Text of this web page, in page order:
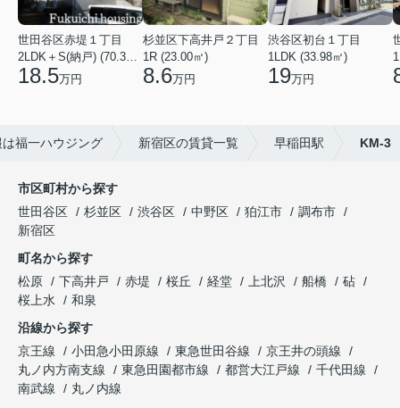
世田谷区赤堤１丁目
2LDK＋S(納戸) (70.38㎡)
18.5万円
杉並区下高井戸２丁目
1R (23.00㎡)
8.6万円
渋谷区初台１丁目
1LDK (33.98㎡)
19万円
福一ハウジング 新宿区の賃貸一覧 早稲田駅 KM-3
市区町村から探す
世田谷区
杉並区 渋谷区 中野区 狛江市
調布市
新宿区
町名から探す
松原
下高井戸 赤堤 桜丘 経堂 上北沢 船橋
砧
桜上水
和泉
沿線から探す
京王線
小田急小田原線 東急世田谷線
京王井の頭線
丸ノ内方南支線
東急田園都市線 都営大江戸線
千代田線
南武線
丸ノ内線